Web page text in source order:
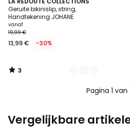
Geruite bikinislip, string,
Handtekening JOHANE
vanaf
19,99 €
13,99 € -30%
/
5
2
Kleuren
3
/
Pagina 1 van
Vergelijkbare